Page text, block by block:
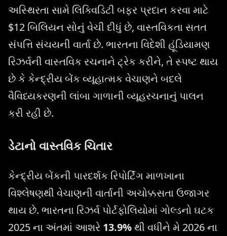
અસ્થિરતા સામે લિક્વિડિટી બફર પ્રદાન કરવા માટે
$12 બિલિયન સોનું વેચી દીધું છે, વાસ્તવિકતા સતત
સંપત્તિ સંચયની વાર્તા છે. ભારતના વિદેશી હૂંડિયામણ
રિઝર્વની વાસ્તવિક રચનાને ટ્રેક કરીને, તે સ્પષ્ટ થાય
છે કે કેન્દ્રીય બેંક વ્યૂહાત્મક વેચાણને બદલે
વૈવિધ્યકરણની લાંબા ગાળાની વ્યૂહરચનાનું પાલન
કરી રહી છે.
ડેટાનો વાસ્તવિક ચિતાર
કેન્દ્રીય બેંકની પારદર્શક રિપોર્ટિંગ માળખાના
વિશ્લેષણથી વેચાણની વાર્તાની અચોક્કસતા ઉજાગર
થાય છે. ભારતના રિઝર્વ પોર્ટફોલિયોમાં ગોલ્ડનો ઘટક
2025 ના અંતમાં આશરે 13.9%થી વધીને મે 2026 ના